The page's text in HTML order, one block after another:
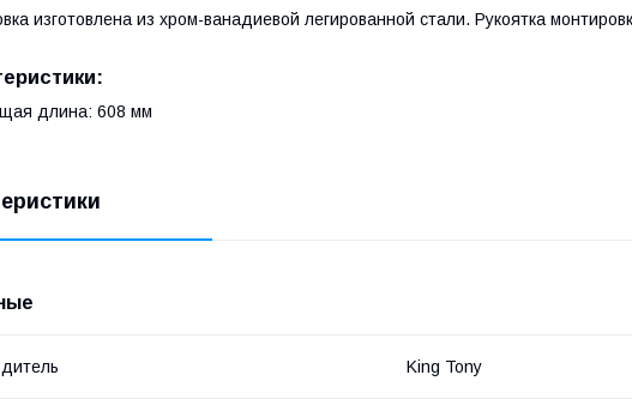
изготовлена из хром-ванадиевой легированной стали. Рукоятка
длина: 608 мм
King Tony